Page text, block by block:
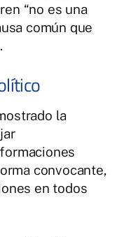
“no es una
común que
la
convocante,
en todos